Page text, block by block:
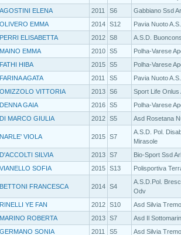
AGOSTINI ELENA
2011 S6
Gabbiano Ssd
OLIVERO EMMA
2014 S12
Pavia Nuoto
PERRI ELISABETTA
2012 S8
A.S.D.
MAINO EMMA
2010 S5
Polha-Varese
FATHI HIBA
2015 S5
Polha-Varese
FARINA AGATA
2011 S5
Pavia Nuoto
OMIZZOLO VITTORIA
2013 S6
Sport Life Onlus
DENNA GAIA
2016 S5
Polha-Varese
DI MARCO GIULIA
2012 S5 Asd Rosetana
NARLE' VIOLA 2015 S7
A.S.D. Pol.
Mirasole
D'ACCOLTI SILVIA
2013 S7
Bio-Sport Ssd Arl
VIANELLO SOFIA
2015 S13 Polisportiva
BETTONI FRANCESCA 2014 S4
A.S.D.Pol.
Odv
RINELLI YE FAN
2012 S10
Asd Silvia
MARINO ROBERTA
2013 S7
Asd Il
GERMANO SONIA
2011 S5 Asd Silvia